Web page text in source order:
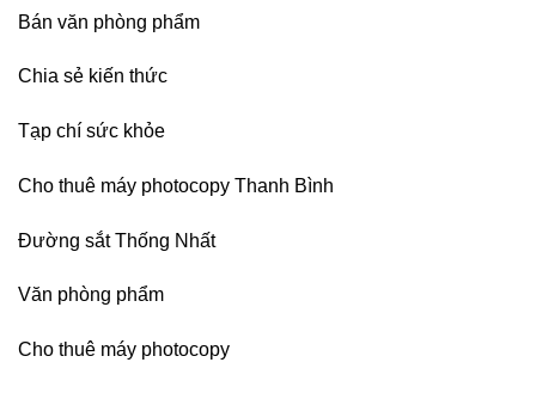
Bán văn phòng phẩm
Chia sẻ kiến thức
Tạp chí sức khỏe
Cho thuê máy photocopy Thanh Bình
Đường sắt Thống Nhất
Văn phòng phẩm
Cho thuê máy photocopy